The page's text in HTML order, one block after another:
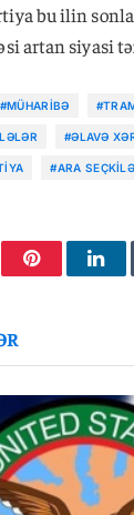
bu ilin
artan siyasi
#MÜHARIBƏ
#ƏLAVƏ
#ARA
Pinterest